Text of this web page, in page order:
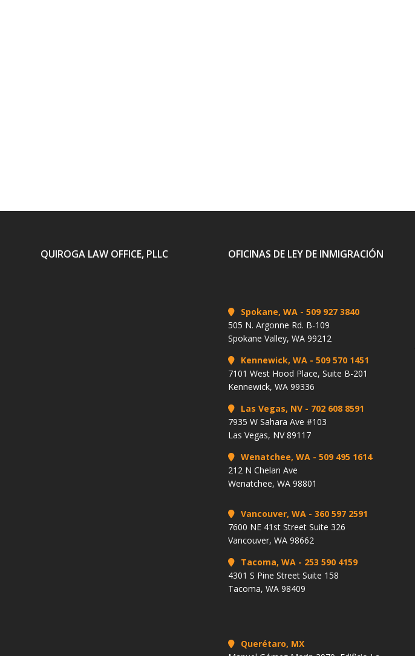
QUIROGA LAW OFFICE, PLLC OFICINAS DE LEY DE INMIGRACIÓN
Spokane, WA - 509 927 3840
505 N. Argonne Rd. B-109
Spokane Valley, WA 99212
Kennewick, WA - 509 570 1451
7101 West Hood Place, Suite B-201
Kennewick, WA 99336
Las Vegas, NV - 702 608 8591
7935 W Sahara Ave #103
Las Vegas, NV 89117
Wenatchee, WA - 509 495 1614
212 N Chelan Ave
Wenatchee, WA 98801
Vancouver, WA - 360 597 2591
7600 NE 41st Street Suite 326
Vancouver, WA 98662
Tacoma, WA - 253 590 4159
4301 S Pine Street Suite 158
Tacoma, WA 98409
Querétaro, MX